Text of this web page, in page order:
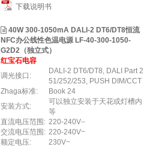
下载说明书
40W 300-1050mA DALI-2 DT6/DT8恒流
NFC办公线性色温电源 LF-40-300-1050-
G2D2（独立式）
红宝石电容
调光接口:
DALI-2 DT6/DT8, DALI Part 2
51/252/253, PUSH DIM/CCT
Zhaga标准:
Book 24
安装方式:
可以独立安装于天花或灯槽内
等
直流电压范围: 220-240V⎓
交流电压范围: 220-240V~
额定电压:
230V~